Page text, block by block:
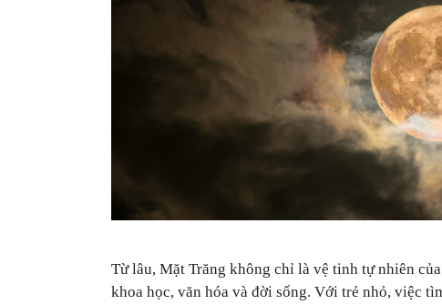
Từ lâu, Mặt Trăng không chỉ là vệ tinh tự nhiên
khoa học, văn hóa và đời sống. Với trẻ nhỏ, việc